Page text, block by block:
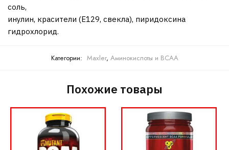
соль,
инулин, красители (E129, свекла), пиридоксина
гидрохлорид.
Категории: Maxler, Аминокислоты и BCAA
Похожие товары